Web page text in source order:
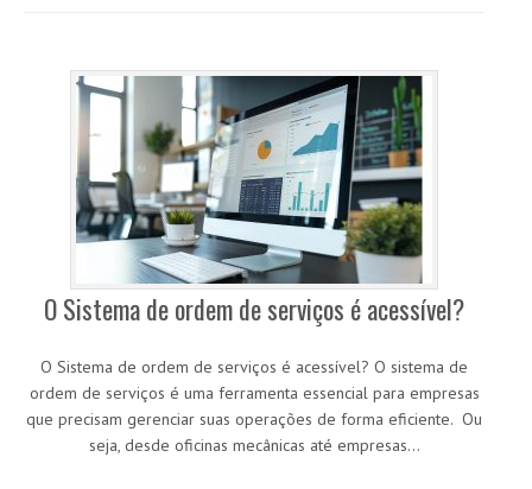
O Sistema de ordem de serviços é acessível?
O Sistema de ordem de serviços é acessível? O sistema de
ordem de serviços é uma ferramenta essencial para empresas
que precisam gerenciar suas operações de forma eficiente. Ou
seja, desde oficinas mecânicas até empresas…